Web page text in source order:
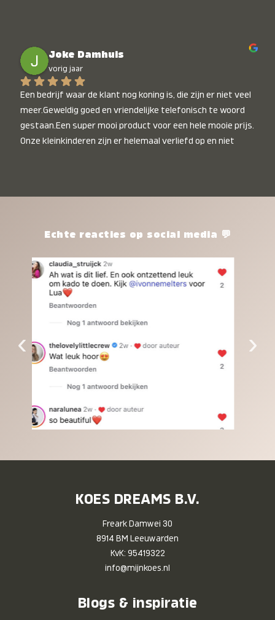
Joke Damhuis
vorig jaar
Een bedrijf waar de klant nog koning is, die zijn er niet veel
meer.Geweldig goed en vriendelijke telefonisch te woord
gestaan.Een super mooi product voor een hele mooie prijs.
Onze kleinkinderen zijn er helemaal verliefd op en niet
het waard.Echte reacties op social media 💬
‹ ›
KOES DREAMS B.V.
Freark Damwei 30
8914 BM Leeuwarden
KvK: 95419322
info@mijnkoes.nl
Blogs & inspiratie